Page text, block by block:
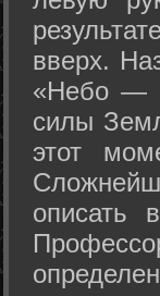
вверх.
«Небо —
силы
этот
описать